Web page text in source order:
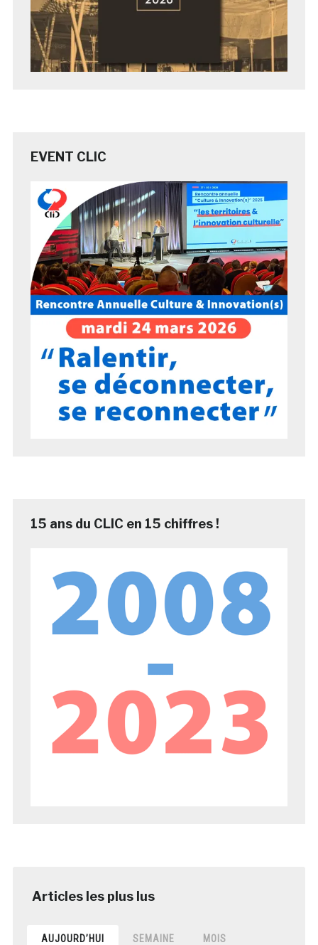
EVENT CLIC
15 ans du CLIC en 15 chiffres !
AUJOURD’HUI SEMAINE MOIS